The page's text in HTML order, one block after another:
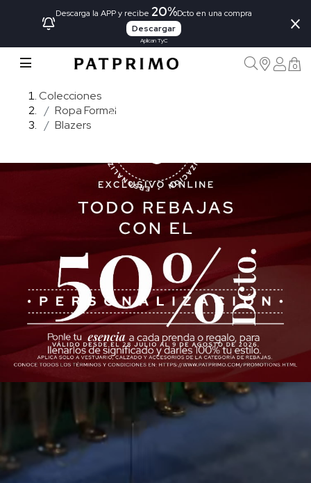
Descarga la APP y recibe 20%Dcto en una compra
Descargar
Aplican TyC
×
0
Colecciones
Ropa Formal
Blazers